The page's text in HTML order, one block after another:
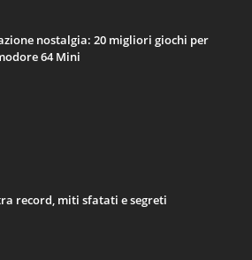
nostalgia: 20 migliori giochi per
64 Mini
record, miti sfatati e segreti